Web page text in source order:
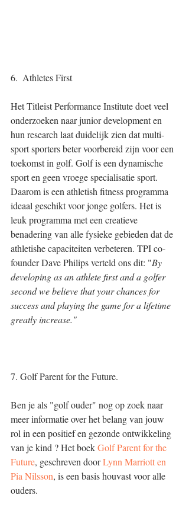
6.  Athletes First
Het Titleist Performance Institute doet veel
onderzoeken naar junior development en
hun research laat duidelijk zien dat multi-
sport sporters beter voorbereid zijn voor een
toekomst in golf. Golf is een dynamische
sport en geen vroege specialisatie sport.
Daarom is een athletish fitness programma
ideaal geschikt voor jonge golfers. Het is
leuk programma met een creatieve
benadering van alle fysieke gebieden dat de
athletishe capaciteiten verbeteren. TPI co-
founder Dave Philips verteld ons dit: "By
developing as an athlete first and a golfer
second we believe that your chances for
success and playing the game for a lifetime
greatly increase."
7. Golf Parent for the Future.
Ben je als "golf ouder" nog op zoek naar
meer informatie over het belang van jouw
rol in een positief en gezonde ontwikkeling
van je kind ? Het boek Golf Parent for the
Future, geschreven door Lynn Marriott en
Pia Nilsson, is een basis houvast voor alle
ouders.